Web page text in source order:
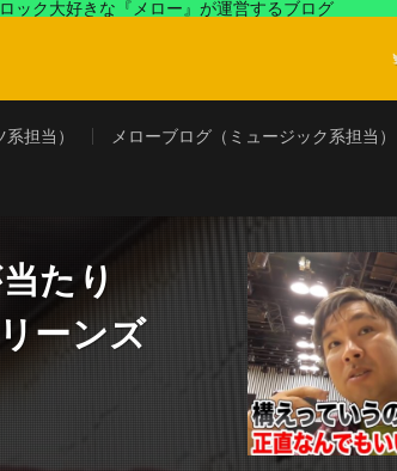
ック大好きな『メロー』が運営するブログ
担当） メローブログ（ミュージック系担当）
たり
ーンズ